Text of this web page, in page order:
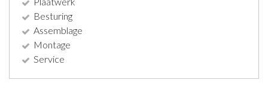
Besturing
Assemblage
Montage
Service